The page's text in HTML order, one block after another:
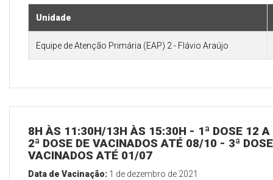
Unidade
Equipe de Atenção Primária (EAP) 2 - Flávio Araújo
8H ÀS 11:30H/13H ÀS 15:30H - 1ª DOSE 12
2ª DOSE DE VACINADOS ATÉ 08/10 - 3ª
VACINADOS ATÉ 01/07
Data de Vacinação: 1 de dezembro de 2021